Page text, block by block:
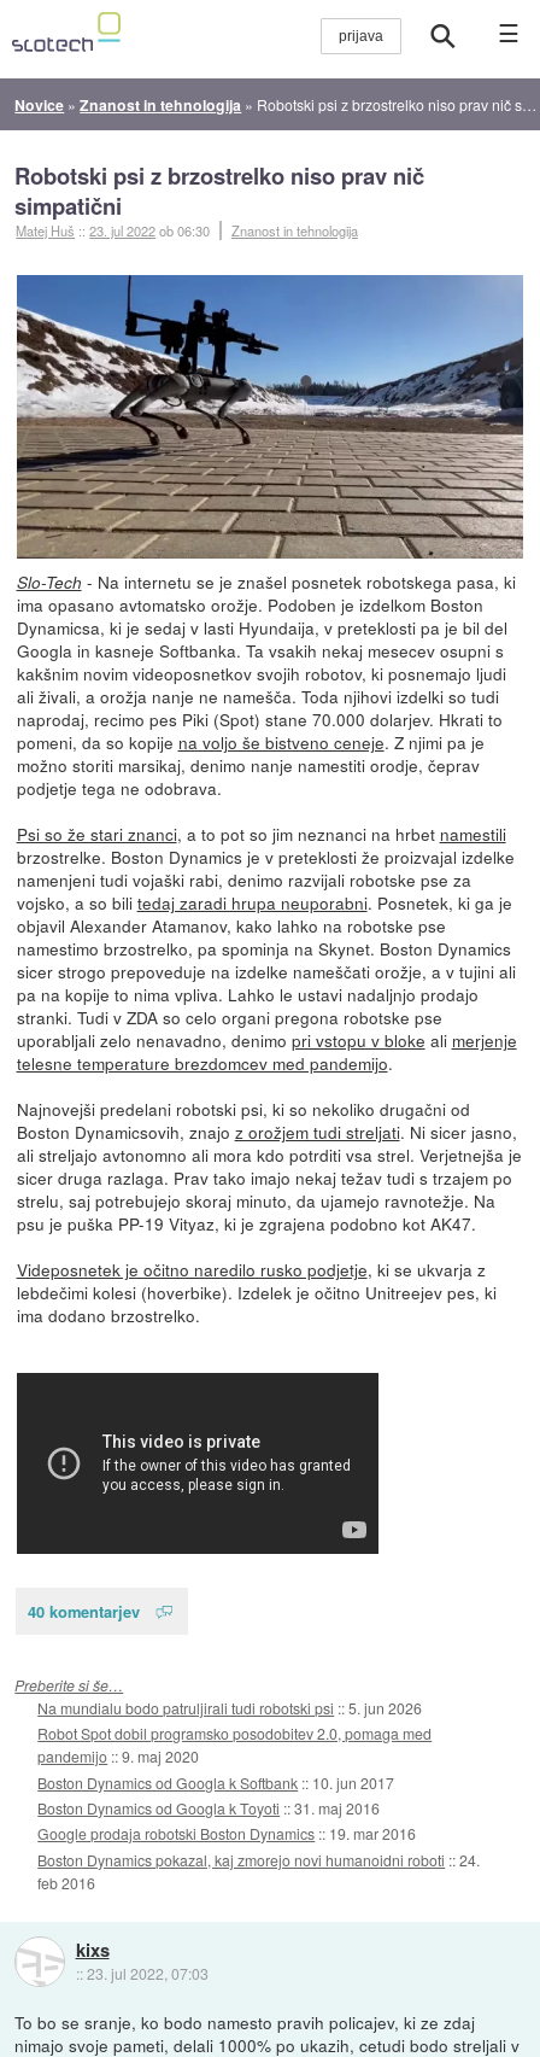
☰
Novice »Znanost in tehnologija » Robotski psi z brzostrelko niso prav nič simpatični
Robotski psi z brzostrelko niso prav nič
simpatični
Matej Huš ::23. jul 2022ob 06:30 Znanost in tehnologija
Slo-Tech - Na internetu se je znašel posnetek robotskega pasa, ki
ima opasano avtomatsko orožje. Podoben je izdelkom Boston
Dynamicsa, ki je sedaj v lasti Hyundaija, v preteklosti pa je bil del
Googla in kasneje Softbanka. Ta vsakih nekaj mesecev osupni s
kakšnim novim videoposnetkov svojih robotov, ki posnemajo ljudi
ali živali, a orožja nanje ne namešča. Toda njihovi izdelki so tudi
naprodaj, recimo pes Piki (Spot) stane 70.000 dolarjev. Hkrati to
pomeni, da so kopije na voljo še bistveno ceneje. Z njimi pa je
možno storiti marsikaj, denimo nanje namestiti orodje, čeprav
podjetje tega ne odobrava.
Psi so že stari znanci, a to pot so jim neznanci na hrbet namestili
brzostrelke. Boston Dynamics je v preteklosti že proizvajal izdelke
namenjeni tudi vojaški rabi, denimo razvijali robotske pse za
vojsko, a so bili tedaj zaradi hrupa neuporabni. Posnetek, ki ga je
objavil Alexander Atamanov, kako lahko na robotske pse
namestimo brzostrelko, pa spominja na Skynet. Boston Dynamics
sicer strogo prepoveduje na izdelke nameščati orožje, a v tujini ali
pa na kopije to nima vpliva. Lahko le ustavi nadaljnjo prodajo
stranki. Tudi v ZDA so celo organi pregona robotske pse
uporabljali zelo nenavadno, denimo pri vstopu v bloke ali merjenje
telesne temperature brezdomcev med pandemijo.
Najnovejši predelani robotski psi, ki so nekoliko drugačni od
Boston Dynamicsovih, znajo z orožjem tudi streljati. Ni sicer jasno,
ali streljajo avtonomno ali mora kdo potrditi vsa strel. Verjetnejša je
sicer druga razlaga. Prav tako imajo nekaj težav tudi s trzajem po
strelu, saj potrebujejo skoraj minuto, da ujamejo ravnotežje. Na
psu je puška PP-19 Vityaz, ki je zgrajena podobno kot AK47.
Videposnetek je očitno naredilo rusko podjetje, ki se ukvarja z
lebdečimi kolesi (hoverbike). Izdelek je očitno Unitreejev pes, ki
ima dodano brzostrelko.
40 komentarjev
Preberite si še…
Na mundialu bodo patruljirali tudi robotski psi ::5. jun 2026
Robot Spot dobil programsko posodobitev 2.0, pomaga med
pandemijo ::9. maj 2020
Boston Dynamics od Googla k Softbank :: 10. jun 2017
Boston Dynamics od Googla k Toyoti ::31. maj 2016
Google prodaja robotski Boston Dynamics :: 19. mar 2016
Boston Dynamics pokazal, kaj zmorejo novi humanoidni roboti ::24.
feb 2016
kixs
::23. jul 2022, 07:03
To bo se sranje, ko bodo namesto pravih policajev, ki ze zdaj
nimajo svoje pameti, delali 1000% po ukazih, cetudi bodo streljali v